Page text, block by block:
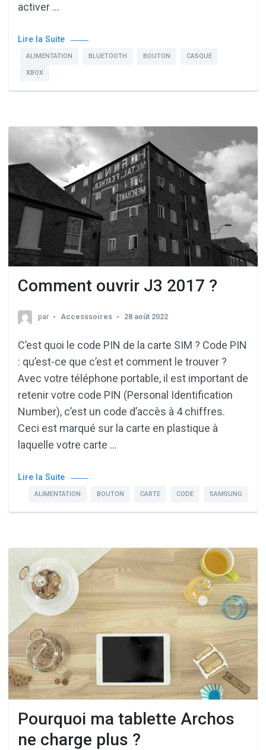
activer …
Lire la Suite
ALIMENTATION BLUETOOTH BOUTON CASQUE
XBOX
Comment ouvrir J3 2017 ?
par Accesssoires 28 août 2022
C’est quoi le code PIN de la carte SIM ? Code PIN
: qu’est-ce que c’est et comment le trouver ?
Avec votre téléphone portable, il est important de
retenir votre code PIN (Personal Identification
Number), c’est un code d’accès à 4 chiffres.
Ceci est marqué sur la carte en plastique à
laquelle votre carte …
Lire la Suite
ALIMENTATION BOUTON CARTE CODE SAMSUNG
Pourquoi ma tablette Archos
ne charge plus ?